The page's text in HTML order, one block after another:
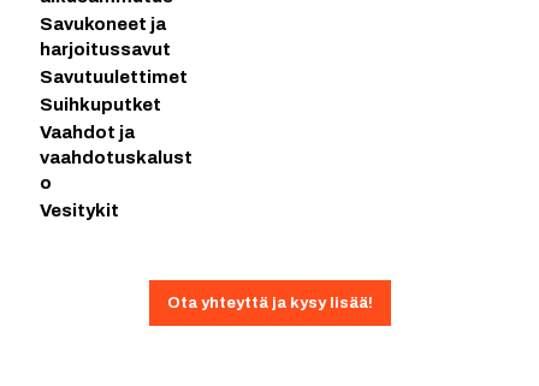
Savukoneet ja
harjoitussavut
Savutuulettimet
Suihkuputket
Vaahdot ja
vaahdotuskalust
o
Vesitykit
Ota yhteyttä ja kysy lisää!